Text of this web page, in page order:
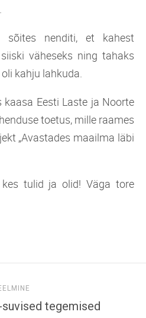
sõites nenditi, et kahest
väheseks ning tahaks
kahju lahkuda.
Eesti Laste ja Noorte
toetus, mille raames
„Avastades maailma läbi
tulid ja olid! Väga tore
tegemised